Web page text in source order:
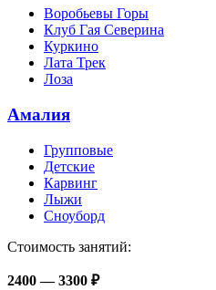
Воробьевы Горы
Клуб Гая Северина
Куркино
Лата Трек
Лоза
Амалия
Групповые
Детские
Карвинг
Лыжи
Сноуборд
Стоимость занятий:
2400 — 3300 ₽